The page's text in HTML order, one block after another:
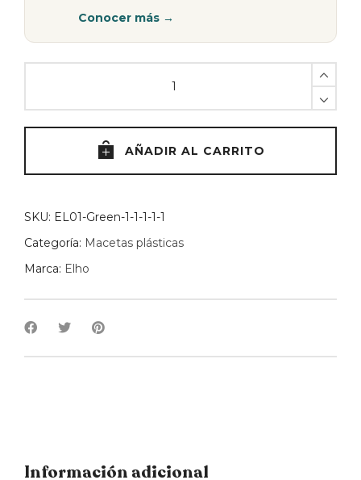
Conocer más →
Blanca
-
AÑADIR AL CARRITO
SKU: EL01-Green-1-1-1-1-1
Categoría: Macetas plásticas
Marca: Elho
Información adicional